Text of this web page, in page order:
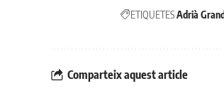
ETIQUETESAdrià
Comparteix aquest article